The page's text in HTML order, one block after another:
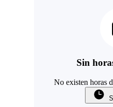
Sin
No existen horas